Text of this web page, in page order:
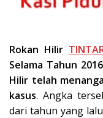
Rokan Hilir
Selama Tahun
Hilir telah
kasus. Angka
dari tahun yang